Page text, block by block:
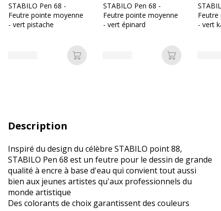
STABILO Pen 68 -
Feutre pointe moyenne
- vert pistache
Ajouter au panier
STABILO Pen 68 -
Feutre pointe moyenne
- vert épinard
Ajouter au
- vert
Description
Inspiré du design du célèbre STABILO point 88,
STABILO Pen 68 est un feutre pour le dessin de grande
qualité à encre à base d'eau qui convient tout aussi
bien aux jeunes artistes qu'aux professionnels du
monde artistique
Des colorants de choix garantissent des couleurs